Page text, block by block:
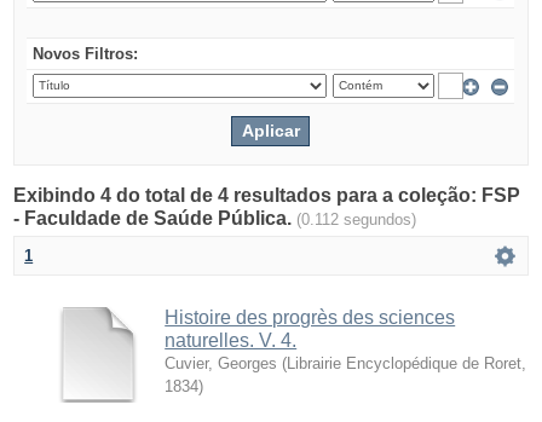
Novos Filtros:
Exibindo 4 do total de 4 resultados para a coleção: FSP
- Faculdade de Saúde Pública. (0.112 segundos)
1
Histoire des progrès des sciences
naturelles. V. 4.
Cuvier, Georges ( Librairie Encyclopédique de Roret
1834)